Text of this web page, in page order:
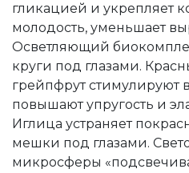
гликацией и укрепляет
молодость, уменьшает
Осветляющий
круги под глазами.
грейпфрут стимулируют
повышают упругость и
Иглица устраняет
мешки под глазами.
микросферы